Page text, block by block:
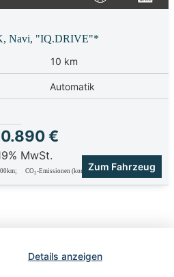
Navi, "IQ.DRIVE"*
10 km
Automatik
€
MwSt.
; CO2-Emissionen (kombiniert): 134.0 g/km;
Zum Fahrzeug
Details anzeigen